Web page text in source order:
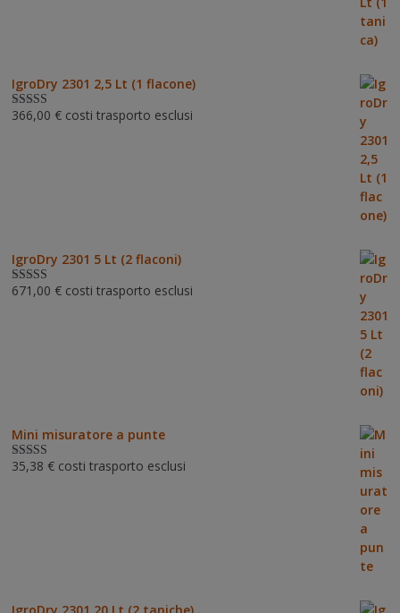
IgroDry 2301 2,5 Lt (1 flacone)
Valutato5.00
366,00 € costi trasporto esclusi
IgroDry 2301 5 Lt (2 flaconi)
Valutato5.00
671,00 € costi trasporto esclusi
Mini misuratore a punte
Valutat
35,38 € costi trasporto esclusi